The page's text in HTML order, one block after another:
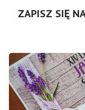
ZAPISZ SIĘ